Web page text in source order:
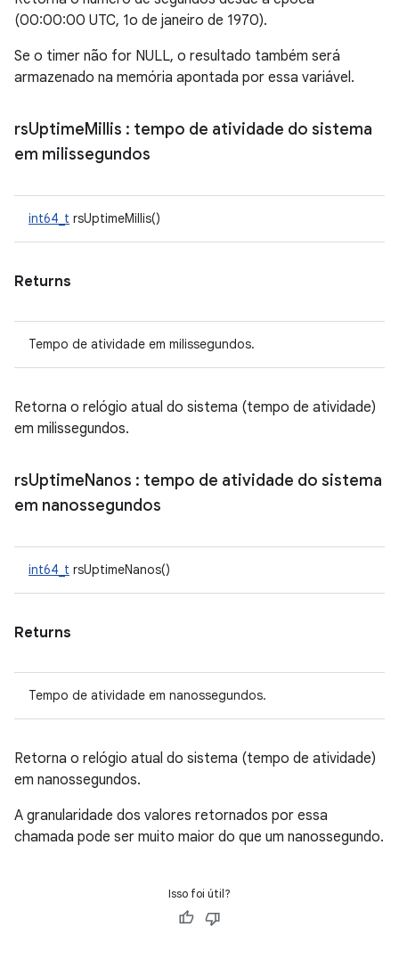
(00:00:00 UTC, 1o de janeiro de 1970).
Se o timer não for NULL, o resultado também será
armazenado na memória apontada por essa variável.
rsUptimeMillis : tempo de atividade do sistema
em milissegundos
int64_t rsUptimeMillis()
Returns
Tempo de atividade em milissegundos.
Retorna o relógio atual do sistema (tempo de atividade)
em milissegundos.
rsUptimeNanos : tempo de atividade do sistema
em nanossegundos
int64_t rsUptimeNanos()
Returns
Tempo de atividade em nanossegundos.
Retorna o relógio atual do sistema (tempo de atividade)
em nanossegundos.
A granularidade dos valores retornados por essa
chamada pode ser muito maior do que um nanossegundo.
Isso foi útil?